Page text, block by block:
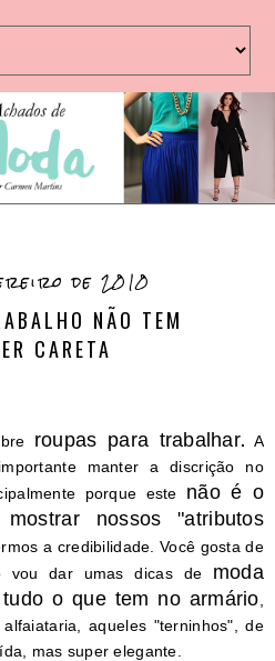
de 2010
NÃO TEM
CARETA
roupas para trabalhar. A
manter a discrição no
porque este não é o
nossos "atributos
a credibilidade. Você gosta de
vou dar umas dicas de moda
o que tem no armário
aqueles "terninhos", de
mas super elegante.